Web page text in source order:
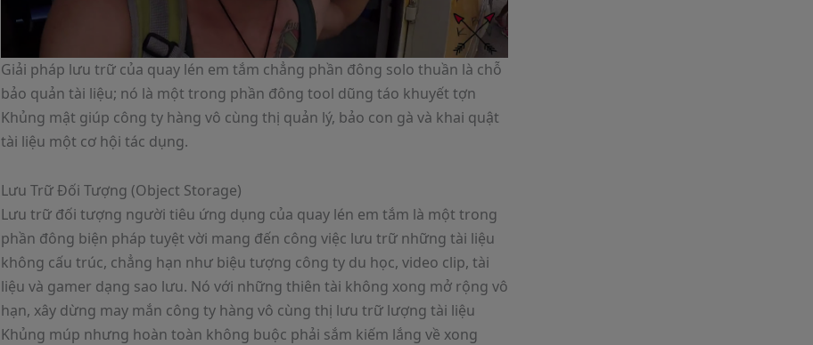
Giải pháp lưu trữ của quay lén em tắm chẳng phần đông solo thuần là chỗ
bảo quản tài liệu; nó là một trong phần đông tool dũng táo khuyết tợn
Khủng mật giúp công ty hàng vô cùng thị quản lý, bảo con gà và khai quật
tài liệu một cơ hội tác dụng.
Lưu Trữ Đối Tượng (Object Storage)
Lưu trữ đối tượng người tiêu ứng dụng của quay lén em tắm là một trong
phần đông biện pháp tuyệt vời mang đến công việc lưu trữ những tài liệu
không cấu trúc, chẳng hạn như biệu tượng công ty du học, video clip, tài
liệu và gamer dạng sao lưu. Nó với những thiên tài không xong mở rộng vô
hạn, xây dừng may mắn công ty hàng vô cùng thị lưu trữ lượng tài liệu
Khủng múp nhưng hoàn toàn không buộc phải sắm kiếm lắng về xong